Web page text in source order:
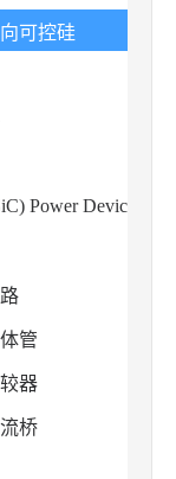
可控硅
Power Devices
管
器
桥